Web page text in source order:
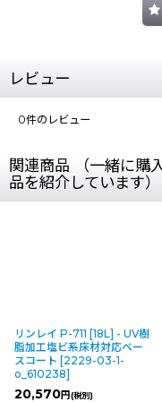
レビュー
0件のレビュー
関連商品 （一緒に購
品を紹介しています）
リンレイ P-711 [18L] - UV樹
脂加工塩ビ系床材対応ベー
スコート [2229-03-1-
o_610238]
20,570円(税別)